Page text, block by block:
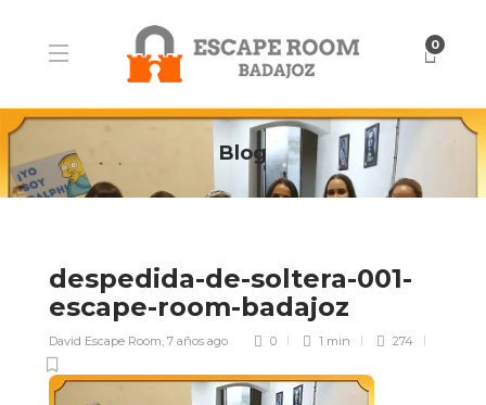
0
Blog
despedida-de-soltera-001-
escape-room-badajoz
David Escape Room, 7 años ago 0 1 min 274